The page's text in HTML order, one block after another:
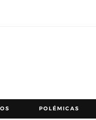
POLÉMICAS